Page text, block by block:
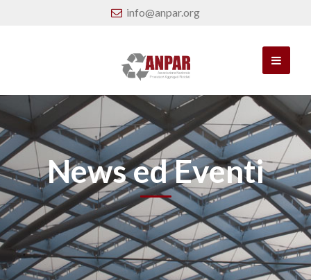
info@anpar.org
News ed Eventi